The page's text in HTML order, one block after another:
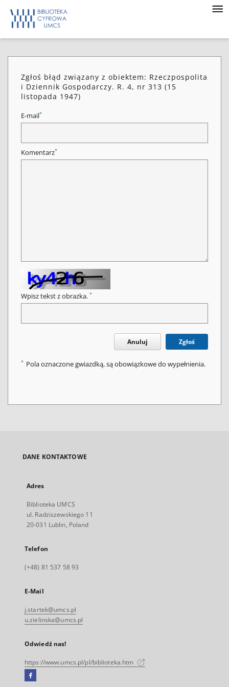
Zgłoś błąd związany z obiektem: Rzeczpospolita
i Dziennik Gospodarczy. R. 4, nr 313 (15
listopada 1947)
E-mail*
Komentarz*
Wpisz tekst z obrazka. *
Anuluj Zgłoś
* Pola oznaczone gwiazdką, są obowiązkowe do wypełnienia.
DANE KONTAKTOWE
Adres
Biblioteka UMCS
ul. Radziszewskiego 11
20-031 Lublin, Poland
Telefon
(+48) 81 537 58 93
E-Mail
j.startek@umcs.pl
u.zielinska@umcs.pl
Odwiedź nas!
https://www.umcs.pl/pl/biblioteka.htm
Facebook